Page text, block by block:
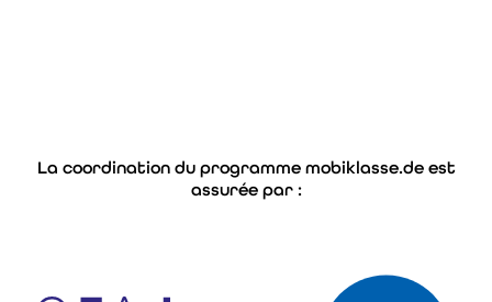
La coordination du programme mobiklasse.de est
assurée par :